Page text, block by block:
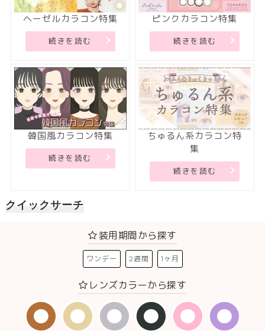
ヘーゼルカラコン特集
続きを読む
ピンクカラコン特集
続きを読む
韓国風カラコン特集
続きを読む
ちゅるん系カラコン特
集
続きを読む
クイックサーチ
装用期間から探す
ワンデー 2週間 1ヶ月
レンズカラーから探す